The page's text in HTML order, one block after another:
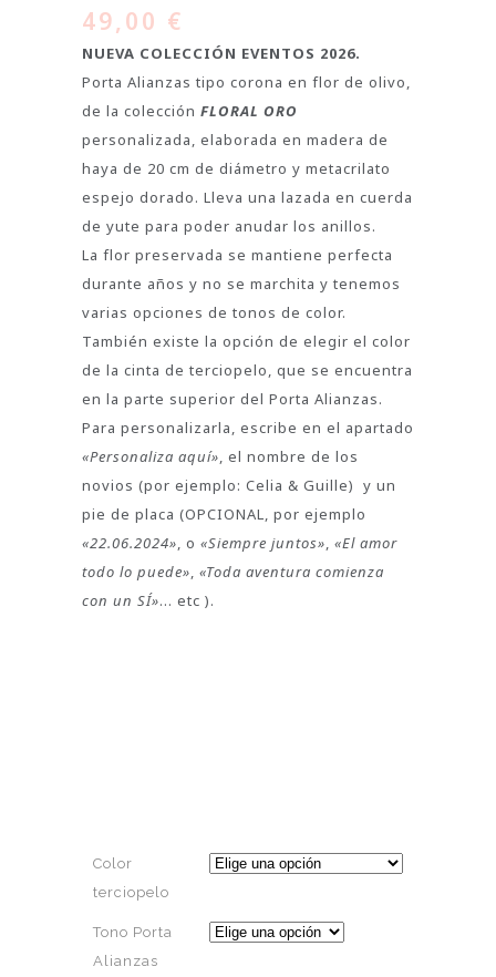
49,00 €
NUEVA COLECCIÓN EVENTOS 2026.
Porta Alianzas tipo corona en flor de olivo,
de la colección FLORAL ORO
personalizada, elaborada en madera de
haya de 20 cm de diámetro y metacrilato
espejo dorado. Lleva una lazada en cuerda
de yute para poder anudar los anillos.
La flor preservada se mantiene perfecta
durante años y no se marchita y tenemos
varias opciones de tonos de color.
También existe la opción de elegir el color
de la cinta de terciopelo, que se encuentra
en la parte superior del Porta Alianzas.
Para personalizarla, escribe en el apartado
«Personaliza aquí», el nombre de los
novios (por ejemplo: Celia & Guille) y un
pie de placa (OPCIONAL, por ejemplo
«22.06.2024», o «Siempre juntos», «El amor
todo lo puede», «Toda aventura comienza
con un SÍ»… etc ).
Color
terciopelo
Tono Porta
Alianzas